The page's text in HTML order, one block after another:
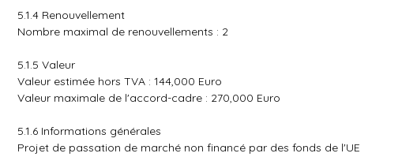
5.1.4 Renouvellement
Nombre maximal de renouvellements : 2
5.1.5 Valeur
Valeur estimée hors TVA : 144,000 Euro
Valeur maximale de l'accord-cadre : 270,000 Euro
5.1.6 Informations générales
Projet de passation de marché non financé par des fonds de l'UE